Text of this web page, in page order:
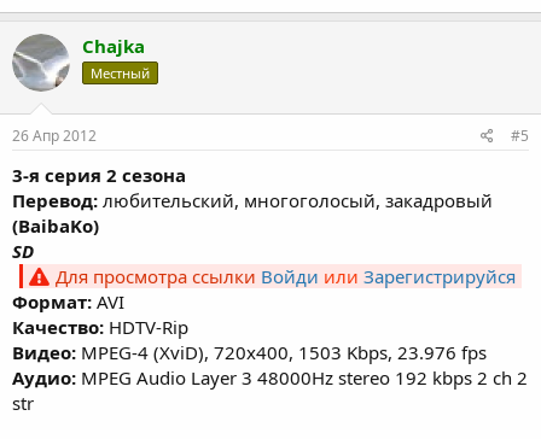
Chajka
Местный
26 Апр 2012 #5
3-я серия 2 сезона
Перевод: любительский, многоголосый, закадровый
(BaibaKo)
SD
Для просмотра ссылки Войди или Зарегистрируйся
Формат: AVI
Качество: HDTV-Rip
Видео: MPEG-4 (XviD), 720х400, 1503 Kbps, 23.976 fps
Аудио: MPEG Audio Layer 3 48000Hz stereo 192 kbps 2 ch 2
str